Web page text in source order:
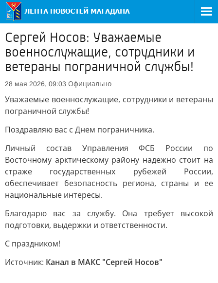
Сергей Носов: Уважаемые
военнослужащие, сотрудники и
ветераны пограничной службы!
28 мая 2026, 09:03 Официально
Уважаемые военнослужащие, сотрудники и ветераны
пограничной службы!
Поздравляю вас с Днем пограничника.
Личный состав Управления ФСБ России по
Восточному арктическому району надежно стоит на
страже государственных рубежей России,
обеспечивает безопасность региона, страны и ее
национальные интересы.
Благодарю вас за службу. Она требует высокой
подготовки, выдержки и ответственности.
С праздником!
Источник: Канал в МАКС "Сергей Носов"